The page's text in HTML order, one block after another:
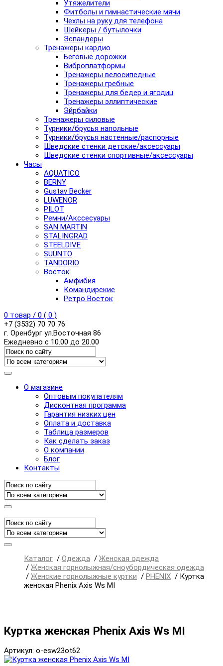
Утяжелители
Фитболы и гимнастические мячи
Чехлы на руку для телефона
Шейкеры / бутылочки
Эспандеры
Тренажеры кардио
Беговые дорожки
Виброплатформы
Тренажеры велосипедные
Тренажеры гребные
Тренажеры для бедер и ягодиц
Тренажеры эллиптические
Эйрбайки
Тренажеры силовые
Турники/брусья напольные
Турники/брусья настенные/распорные
Шведские стенки детские/аксессуары
Шведские стенки спортивные/аксессуары
Часы
AQUATICO
BERNY
Gustav Becker
LUWENOR
PILOT
Pемни/Акссесуары
SAN MARTIN
STALINGRAD
STEELDIVE
SUUNTO
TANDORIO
Восток
Амфибия
Командирские
Ретро Восток
0 товар / 0 ( 0 )
+7 (3532) 70 70 76
г. Оренбург ул.Восточная 86
Ежедневно с 10.00 до 20.00
О магазине
Оптовым покупателям
Дисконтная программа
Гарантия низких цен
Оплата и доставка
Таблица размеров
Как сделать заказ
О компании
Блог
Контакты
Каталог / Одежда / Женская одежда
/ Женская горнолыжная/сноубордическая одежда
/ Женские горнолыжные куртки / PHENIX / Куртка
женская Phenix Axis Ws MI
Куртка женская Phenix Axis Ws MI
Артикул: o-esw23ot62